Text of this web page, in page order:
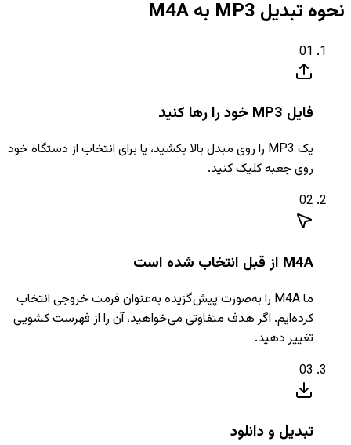
نحوه تبدیل MP3 به M4A
01
فایل MP3 خود را رها کنید
یک MP3 را روی مبدل بالا بکشید، یا برای انتخاب از دستگاه خود
روی جعبه کلیک کنید.
02
M4A از قبل انتخاب شده است
ما M4A را به‌صورت پیش‌گزیده به‌عنوان فرمت خروجی انتخاب
کرده‌ایم. اگر هدف متفاوتی می‌خواهید، آن را از فهرست کشویی
تغییر دهید.
03
تبدیل و دانلود